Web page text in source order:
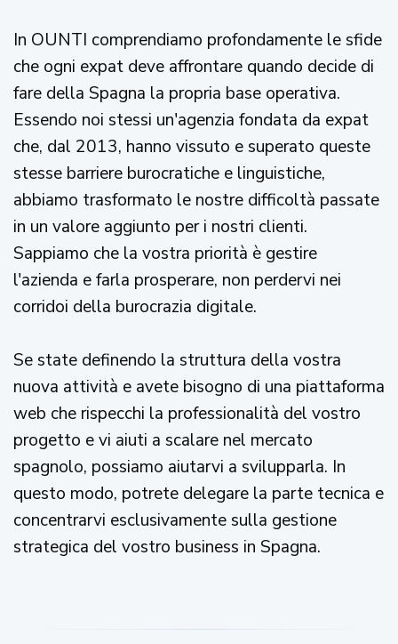
In OUNTI comprendiamo profondamente le sfide
che ogni expat deve affrontare quando decide di
fare della Spagna la propria base operativa.
Essendo noi stessi un'agenzia fondata da expat
che, dal 2013, hanno vissuto e superato queste
stesse barriere burocratiche e linguistiche,
abbiamo trasformato le nostre difficoltà passate
in un valore aggiunto per i nostri clienti.
Sappiamo che la vostra priorità è gestire
l'azienda e farla prosperare, non perdervi nei
corridoi della burocrazia digitale.
Se state definendo la struttura della vostra
nuova attività e avete bisogno di una piattaforma
web che rispecchi la professionalità del vostro
progetto e vi aiuti a scalare nel mercato
spagnolo, possiamo aiutarvi a svilupparla. In
questo modo, potrete delegare la parte tecnica e
concentrarvi esclusivamente sulla gestione
strategica del vostro business in Spagna.